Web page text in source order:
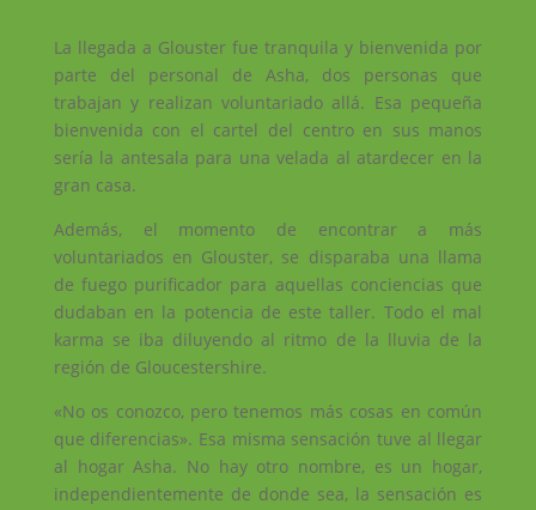
La llegada a Glouster fue tranquila y bienvenida por
parte del personal de Asha, dos personas que
trabajan y realizan voluntariado allá. Esa pequeña
bienvenida con el cartel del centro en sus manos
sería la antesala para una velada al atardecer en la
gran casa.
Además, el momento de encontrar a más
voluntariados en Glouster, se disparaba una llama
de fuego purificador para aquellas conciencias que
dudaban en la potencia de este taller. Todo el mal
karma se iba diluyendo al ritmo de la lluvia de la
región de Gloucestershire.
«No os conozco, pero tenemos más cosas en común
que diferencias». Esa misma sensación tuve al llegar
al hogar Asha. No hay otro nombre, es un hogar,
independientemente de donde sea, la sensación es